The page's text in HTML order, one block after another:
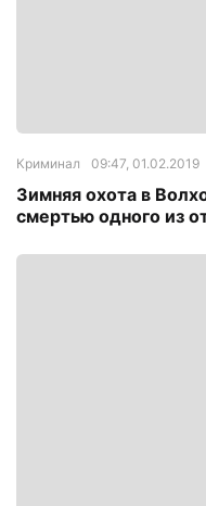
Криминал 09:47, 01.02.2019
Зимняя охота в
смертью одного из